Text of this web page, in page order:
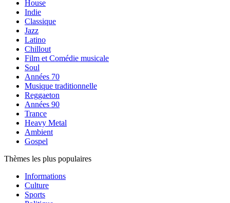
House
Indie
Classique
Jazz
Latino
Chillout
Film et Comédie musicale
Soul
Années 70
Musique traditionnelle
Reggaeton
Années 90
Trance
Heavy Metal
Ambient
Gospel
Thèmes les plus populaires
Informations
Culture
Sports